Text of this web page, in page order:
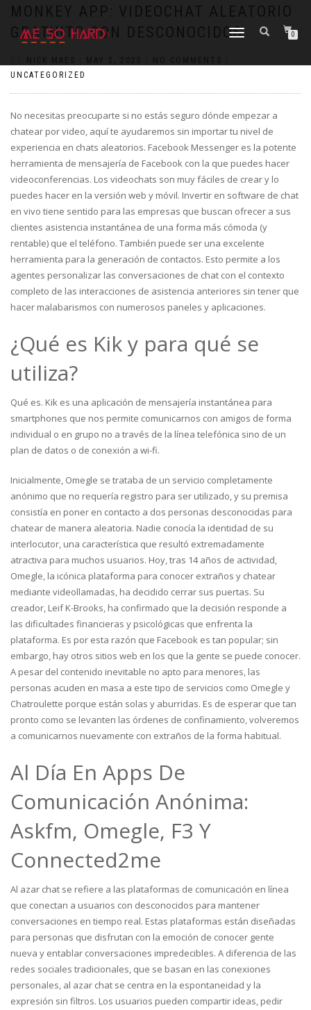
TOGGLE
0
GRATUITO CON DESCONOCIDOS
UNCATEGORIZED
No necesitas preocuparte si no estás seguro dónde empezar a
chatear por video, aquí te ayudaremos sin importar tu nivel de
experiencia en chats aleatorios. Facebook Messenger es la potente
herramienta de mensajería de Facebook con la que puedes hacer
videoconferencias. Los videochats son muy fáciles de crear y lo
puedes hacer en la versión web y móvil. Invertir en software de chat
en vivo tiene sentido para las empresas que buscan ofrecer a sus
clientes asistencia instantánea de una forma más cómoda (y
rentable) que el teléfono. También puede ser una excelente
herramienta para la generación de contactos. Esto permite a los
agentes personalizar las conversaciones de chat con el contexto
completo de las interacciones de asistencia anteriores sin tener que
hacer malabarismos con numerosos paneles y aplicaciones.
¿Qué es Kik y para qué se
utiliza?
Qué es. Kik es una aplicación de mensajería instantánea para
smartphones que nos permite comunicarnos con amigos de forma
individual o en grupo no a través de la línea telefónica sino de un
plan de datos o de conexión a wi-fi.
Inicialmente, Omegle se trataba de un servicio completamente
anónimo que no requería registro para ser utilizado, y su premisa
consistía en poner en contacto a dos personas desconocidas para
chatear de manera aleatoria. Nadie conocía la identidad de su
interlocutor, una característica que resultó extremadamente
atractiva para muchos usuarios. Hoy, tras 14 años de actividad,
Omegle, la icónica plataforma para conocer extraños y chatear
mediante videollamadas, ha decidido cerrar sus puertas. Su
creador, Leif K-Brooks, ha confirmado que la decisión responde a
las dificultades financieras y psicológicas que enfrenta la
plataforma. Es por esta razón que Facebook es tan popular; sin
embargo, hay otros sitios web en los que la gente se puede conocer.
A pesar del contenido inevitable no apto para menores, las
personas acuden en masa a este tipo de servicios como Omegle y
Chatroulette porque están solas y aburridas. Es de esperar que tan
pronto como se levanten las órdenes de confinamiento, volveremos
a comunicarnos nuevamente con extraños de la forma habitual.
Al Día En Apps De
Comunicación Anónima:
Askfm, Omegle, F3 Y
Connected2me
Al azar chat se refiere a las plataformas de comunicación en línea
que conectan a usuarios con desconocidos para mantener
conversaciones en tiempo real. Estas plataformas están diseñadas
para personas que disfrutan con la emoción de conocer gente
nueva y entablar conversaciones impredecibles. A diferencia de las
redes sociales tradicionales, que se basan en las conexiones
personales, al azar chat se centra en la espontaneidad y la
expresión sin filtros. Los usuarios pueden compartir ideas, pedir